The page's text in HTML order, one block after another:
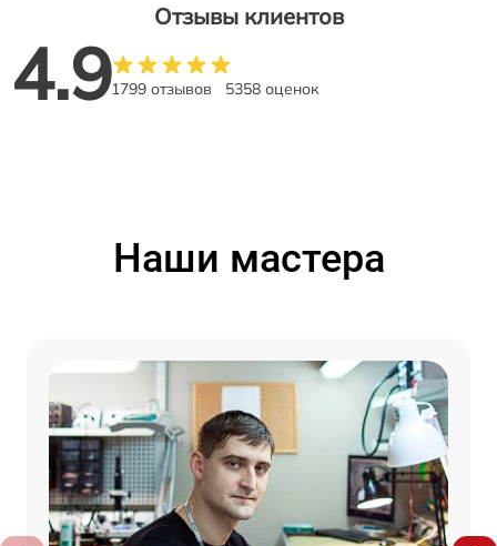
Отзывы клиентов
4.91799 отзывов 5358 оценок
Наши мастера